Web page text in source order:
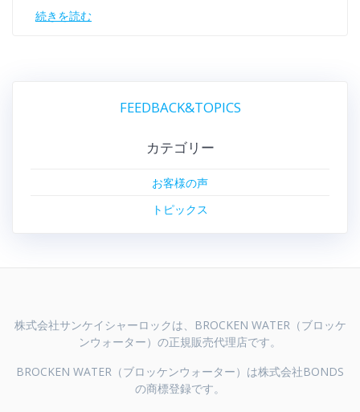
続きを読む
FEEDBACK&TOPICS
カテゴリー
お客様の声
トピックス
株式会社サンケイシャーロックは、BROCKEN WATER（ブロッケ
ンウォーター）の正規販売代理店です。
BROCKEN WATER（ブロッケンウォーター）は株式会社BONDS
の商標登録です。